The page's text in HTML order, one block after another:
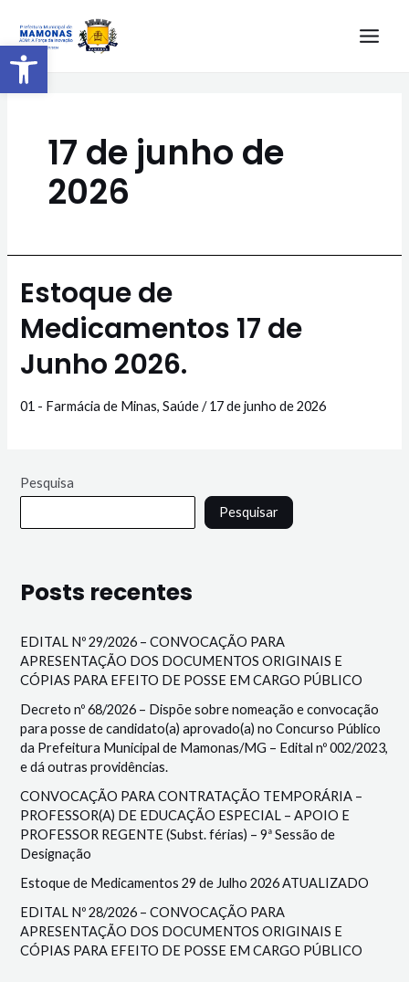
Barra de Ferramentas Aberta
17 de junho de
2026
Estoque de
Medicamentos 17 de
Junho 2026.
01 - Farmácia de Minas,Saúde/17 de junho de 2026
Pesquisa
Pesquisar
Posts recentes
EDITAL Nº 29/2026 – CONVOCAÇÃO PARA
APRESENTAÇÃO DOS DOCUMENTOS ORIGINAIS E
CÓPIAS PARA EFEITO DE POSSE EM CARGO PÚBLICO
Decreto nº 68/2026 – Dispõe sobre nomeação e convocação
para posse de candidato(a) aprovado(a) no Concurso Público
da Prefeitura Municipal de Mamonas/MG – Edital nº 002/2023,
e dá outras providências.
CONVOCAÇÃO PARA CONTRATAÇÃO TEMPORÁRIA –
PROFESSOR(A) DE EDUCAÇÃO ESPECIAL – APOIO E
PROFESSOR REGENTE (Subst. férias) – 9ª Sessão de
Designação
Estoque de Medicamentos 29 de Julho 2026 ATUALIZADO
EDITAL Nº 28/2026 – CONVOCAÇÃO PARA
APRESENTAÇÃO DOS DOCUMENTOS ORIGINAIS E
CÓPIAS PARA EFEITO DE POSSE EM CARGO PÚBLICO